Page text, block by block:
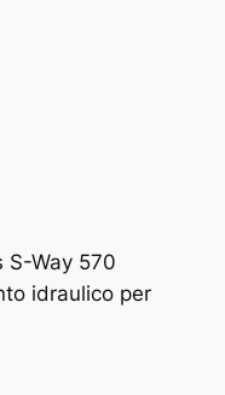
S-Way 570
idraulico per